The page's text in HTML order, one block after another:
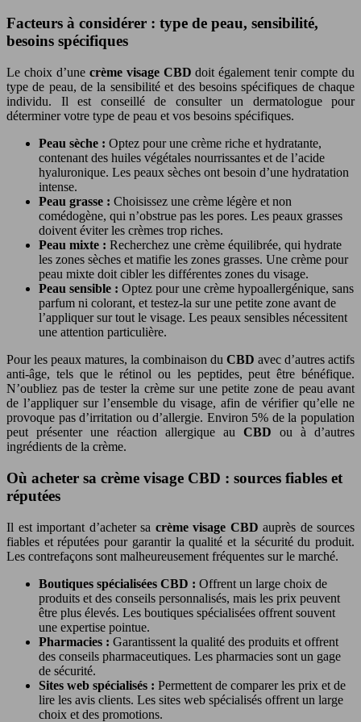
Facteurs à considérer : type de peau, sensibilité,
besoins spécifiques
Le choix d’une crème visage CBDdoit également tenir compte du
type de peau, de la sensibilité et des besoins spécifiques de chaque
individu. Il est conseillé de consulter un dermatologue pour
déterminer votre type de peau et vos besoins spécifiques.
Peau sèche : Optez pour une crème riche et hydratante,
contenant des huiles végétales nourrissantes et de l’acide
hyaluronique. Les peaux sèches ont besoin d’une hydratation
intense.
Peau grasse : Choisissez une crème légère et non
comédogène, qui n’obstrue pas les pores. Les peaux grasses
doivent éviter les crèmes trop riches.
Peau mixte : Recherchez une crème équilibrée, qui hydrate
les zones sèches et matifie les zones grasses. Une crème pour
peau mixte doit cibler les différentes zones du visage.
Peau sensible : Optez pour une crème hypoallergénique, sans
parfum ni colorant, et testez-la sur une petite zone avant de
l’appliquer sur tout le visage. Les peaux sensibles nécessitent
une attention particulière.
Pour les peaux matures, la combinaison du CBD avec d’autres actifs
anti-âge, tels que le rétinol ou les peptides, peut être bénéfique.
N’oubliez pas de tester la crème sur une petite zone de peau avant
de l’appliquer sur l’ensemble du visage, afin de vérifier qu’elle ne
provoque pas d’irritation ou d’allergie. Environ 5% de la population
peut présenter une réaction allergique au CBD ou à d’autres
ingrédients de la crème.
Où acheter sa crème visage CBD : sources fiables et
réputées
Il est important d’acheter sa crème visage CBD auprès de sources
fiables et réputées pour garantir la qualité et la sécurité du produit.
Les contrefaçons sont malheureusement fréquentes sur le marché.
Boutiques spécialisées CBD : Offrent un large choix de
produits et des conseils personnalisés, mais les prix peuvent
être plus élevés. Les boutiques spécialisées offrent souvent
une expertise pointue.
Pharmacies : Garantissent la qualité des produits et offrent
des conseils pharmaceutiques. Les pharmacies sont un gage
de sécurité.
Sites web spécialisés : Permettent de comparer les prix et de
lire les avis clients. Les sites web spécialisés offrent un large
choix et des promotions.